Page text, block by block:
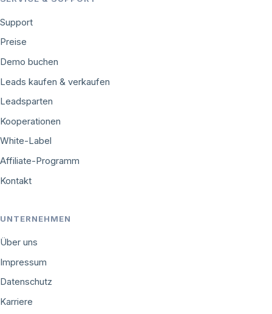
Support
Preise
Demo buchen
Leads kaufen & verkaufen
Leadsparten
Kooperationen
White-Label
Affiliate-Programm
Kontakt
UNTERNEHMEN
Über uns
Impressum
Datenschutz
Karriere